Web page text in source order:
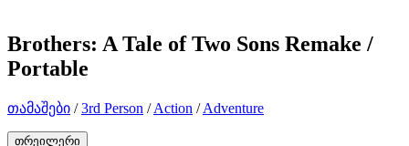
Brothers: A Tale of Two Sons Remake /
Portable
თამაშები /3rd Person /Action /Adventure
თრეილერი